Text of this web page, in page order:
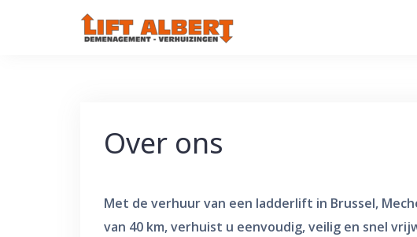
Over ons
Met de verhuur van een ladderlift in Brussel,
van 40 km, verhuist u eenvoudig, veilig en snel